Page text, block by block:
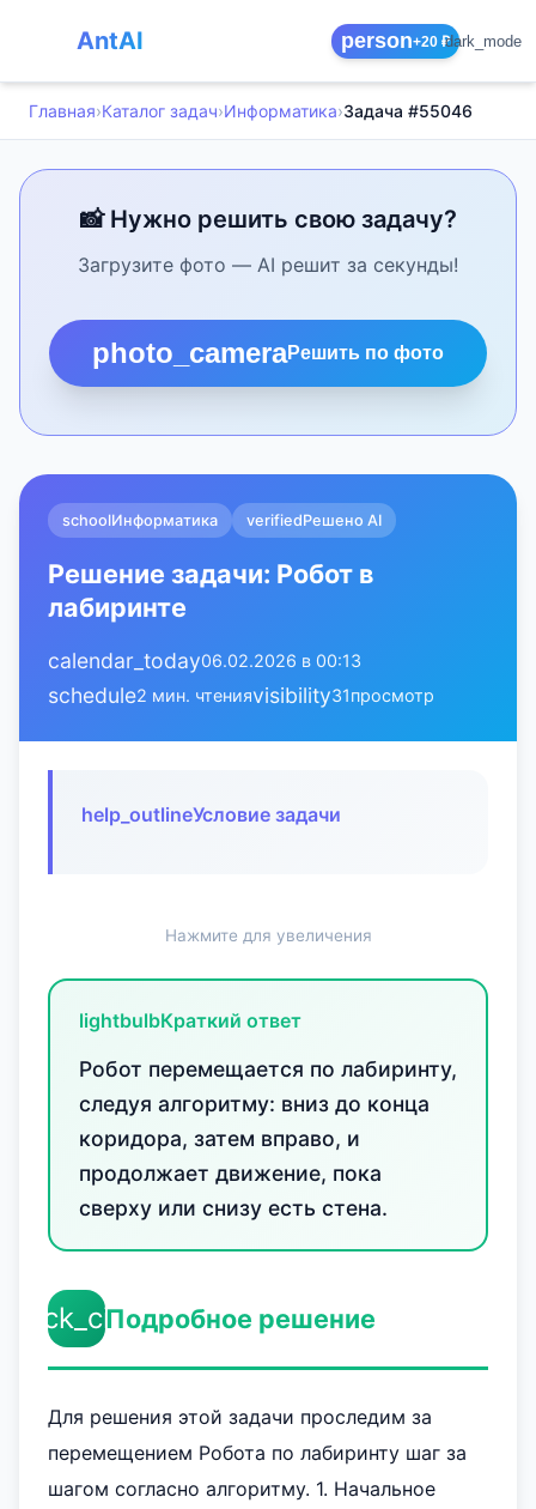
AntAI person+20 ₽dark_mode
Главная›Каталог задач›Информатика›Задача #55046
📸 Нужно решить свою задачу?
Загрузите фото — AI решит за секунды!
photo_cameraРешить по фото
schoolИнформатика verifiedРешено AI
Решение задачи: Робот в
лабиринте
calendar_today06.02.2026 в 00:13
schedule2 мин. чтенияvisibility31просмотр
help_outlineУсловие задачи
Нажмите для увеличения
lightbulbКраткий ответ
Робот перемещается по лабиринту,
следуя алгоритму: вниз до конца
коридора, затем вправо, и
продолжает движение, пока
сверху или снизу есть стена.
Подробное решение
Для решения этой задачи проследим за
перемещением Робота по лабиринту шаг за
шагом согласно алгоритму. 1. Начальное